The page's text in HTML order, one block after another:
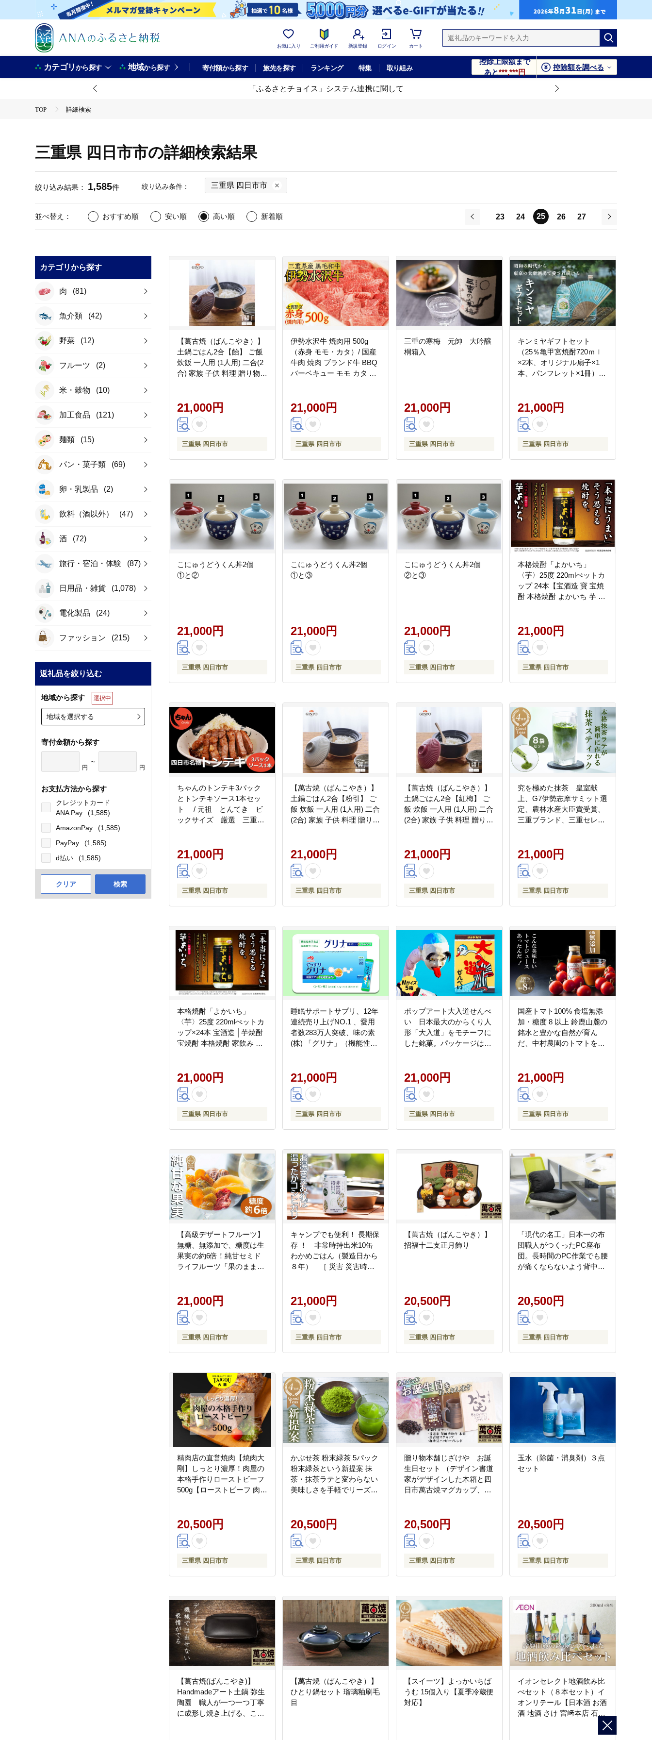
お気に入り ご利用ガイド 新規登録 ログイン カート
カテゴリから探す 地域から探す 寄付額から探す 旅先を探す ランキング 特集 取り組み
控除上限額まで
あと***,***円
控除額を調べる
「ふるさとチョイス」システム連携に関して
TOP 詳細検索
三重県 四日市市の詳細検索結果
絞り込み結果： 1,585件 絞り込み条件： 三重県 四日市市
並べ替え： おすすめ順 安い順 高い順
新着順
23 24 25 26
27
カテゴリから探す
肉 (81)
魚介類 (42)
野菜 (12)
フルーツ (2)
米・穀物 (10)
加工食品 (121)
麺類 (15)
パン・菓子類 (69)
卵・乳製品 (2)
飲料（酒以外） (47)
酒 (72)
旅行・宿泊・体験 (87)
日用品・雑貨 (1,078)
電化製品 (24)
ファッション (215)
返礼品を絞り込む
地域から探す 選択中
地域を選択する
寄付金額から探す
円
～
円
お支払方法から探す
クレジットカード
ANA Pay
(1,585)
AmazonPay
(1,585)
PayPay
(1,585)
d払い
(1,585)
クリア 検索
【萬古焼（ばんこやき）】
土鍋ごはん2合【飴】 ご飯
炊飯 一人用 (1人用) 二合(2
合) 家族 子供 料理 贈り物
不要 火加減簡単) 菊花 銀峯
GINPO
21,000円
三重県 四日市市
伊勢水沢牛 焼肉用 500g
（赤身 モモ・カタ）/ 国産
牛肉 焼肉 ブランド牛 BBQ
バーベキュー モモ カタ モ
落とし 赤身 お取り寄せ ヘ
ルシー ギフト 贈答 うまみ
最優秀賞 家庭用 自宅用 和
日市市 ふるさと納税
21,000円
三重県 四日市市
三重の寒梅 元帥 大吟醸
桐箱入
21,000円
三重県 四日市市
キンミヤギフトセット
（25％亀甲宮焼酎720ｍｌ
×2本、オリジナル扇子×1
本、パンフレット×1冊）
酌 カクテル レモン 酎ハイ
サワー チューハイ 贈答 炭
酸 水 おすすめ 人気 家族 フ
市市 ふるさと納税】
21,000円
三重県 四日市市
こにゅうどうくん丼2個
①と②
21,000円
三重県 四日市市
こにゅうどうくん丼2個
①と③
21,000円
三重県 四日市市
こにゅうどうくん丼2個
②と③
21,000円
三重県 四日市市
本格焼酎「よかいち」
〈芋〉25度 220mlぺットカ
ップ 24本【宝酒造 寶 宝焼
酎 本格焼酎 よかいち 芋 黒
焼酎 宝 お酒 酒 焼酎 本格芋
焼酎 タカラ 三重県 四日市
市 四日市】
21,000円
三重県 四日市市
ちゃんのトンテキ3パック
とトンテキソース1本セッ
ト / 元祖 とんてき ビ
ックサイズ 厳選 三重県
つき 病みつきの味 こ
く ソウルフード グル
メ 簡単調理 湯銭 ギフ
県 四日市市
21,000円
三重県 四日市市
【萬古焼（ばんこやき）】
土鍋ごはん2合【粉引】 ご
飯 炊飯 一人用 (1人用) 二合
(2合) 家族 子供 料理 贈り物
不要 火加減簡単) 菊花 銀峯
GINPO
21,000円
三重県 四日市市
【萬古焼（ばんこやき）】
土鍋ごはん2合【紅梅】 ご
飯 炊飯 一人用 (1人用) 二合
(2合) 家族 子供 料理 贈り物
不要 火加減簡単) 菊花 銀峯
GINPO
21,000円
三重県 四日市市
究を極めた抹茶 皇室献
上、G7伊勢志摩サミット選
定、農林水産大臣賞受賞、
三重ブランド、三重セレク
本格ラテが簡単に作れる抹
茶スティック（６本×８袋
セット）【お抹茶 お茶 抹
料 高級 ギフト 贈り物 プレ
ゼント】
21,000円
三重県 四日市市
本格焼酎「よかいち」
〈芋〉25度 220mlぺットカ
ップ×24本 宝酒造 │芋焼酎
宝焼酎 本格焼酎 家飲み 晩
おいしい takara タカラ イ
ズミック 三重県 四日市市
ふるさと納税
21,000円
三重県 四日市市
睡眠サポートサプリ、12年
連続売り上げNO.1 、愛用
者数283万人突破、味の素
(株) 「グリナ」（機能性表
三重 四日市市 四日市 四日
市市ふるさと納税 四日市ふ
るさと納税】
21,000円
三重県 四日市市
ポップアート大入道せんべ
い 日本最大のからくり人
形「大入道」をモチーフに
した銘菓。パッケージはア
Mサイズ・5箱【お菓子、せ
んべい、和菓子、洋菓子、
こにゅうどう、アート、ゆ
い、おすすめ、人気、三重
県、四日市市、ふるさと納
21,000円
三重県 四日市市
国産トマト100% 食塩無添
加・糖度 8 以上 鈴鹿山麓の
銘水と豊かな自然が育ん
だ、中村農園のトマトを
本）【トマト トマトジュー
ス 無添加 食塩無添加 濃厚
贅沢 国産 おいしい 農家 農
市市 糖度 甘い 甘み 酸味 生
産者 とまと 高級 おすすめ
気 送料無料】
21,000円
三重県 四日市市
【高級デザートフルーツ】
無糖、無添加で、糖度は生
果実の約6倍！純甘セミド
ライフルーツ「果のまま」
21,000円
三重県 四日市市
キャンプでも便利！ 長期保
存 ！ 非常時持出米10缶
わかめごはん（製造日から
８年） ［ 災害 災害時米
ご飯 わかめ 一人暮らし お
湯 お湯だけ 水 水だけ 賞味
期限 保存米 保存食 ］
21,000円
三重県 四日市市
【萬古焼（ばんこやき）】
招福十二支正月飾り
20,500円
三重県 四日市市
「現代の名工」日本一の布
団職人がつくったPC座布
団。長時間のPC作業でも腰
が痛くならないよう背中の
くり座布団。【ブラック】
ふとん工房ねむねむ
20,500円
三重県 四日市市
精肉店の直営焼肉【焼肉大
剛】しっとり濃厚！肉屋の
本格手作りローストビーフ
500g【ローストビーフ 肉
め合わせ 大容量 冷凍食品
手作り お惣菜 国産 業務用
牛肉 名店 お弁当 夕食 ディ
ック 三重県 四日市市 ふる
さと納税】
20,500円
三重県 四日市市
かぶせ茶 粉末緑茶 5パック
粉末緑茶という新提案 抹
茶・抹茶ラテと変わらない
美味しさを手軽でリーズナ
パウダー 抹茶スイーツ 抹
茶ラテ 粉末茶レシピ 老舗
三重県茶 四日市市】
20,500円
三重県 四日市市
贈り物本舗じざけや お誕
生日セット （デザイン書道
家がデザインした木箱と四
日市萬古焼マグカップ、挽
四日市 四日市市ふるさと納
税】
20,500円
三重県 四日市市
玉水（除菌・消臭剤）３点
セット
20,500円
三重県 四日市市
【萬古焼(ばんこやき)】
Handmadeアート土鍋 弥生
陶園 職人が一つ一つ丁寧
に成形し焼き上げる、こだ
【萬古焼（ばんこやき）】
ひとり鍋セット 瑠璃釉刷毛
目
【スイーツ】よっかいちば
うむ 15個入り【夏季冷蔵便
対応】
イオンセレクト地酒飲み比
べセット（８本セット）イ
オンリテール【日本酒 お酒
酒 地酒 さけ 宮﨑本店 石川
合わせ 詰合せ アソート ギ